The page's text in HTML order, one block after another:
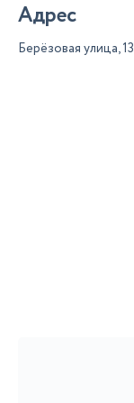
Адрес
Берёзовая улица, 13